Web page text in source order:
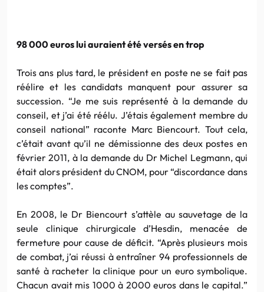
98 000 euros lui auraient été versés en trop
Trois ans plus tard, le président en poste ne se fait pas
réélire et les candidats manquent pour assurer sa
succession. “Je me suis représenté à la demande du
conseil, et j’ai été réélu. J’étais également membre du
conseil national” raconte Marc Biencourt. Tout cela,
c’était avant qu’il ne démissionne des deux postes en
février 2011, à la demande du Dr Michel Legmann, qui
était alors président du CNOM, pour “discordance dans
les comptes”.
En 2008, le Dr Biencourt s’attèle au sauvetage de la
seule clinique chirurgicale d’Hesdin, menacée de
fermeture pour cause de déficit. “Après plusieurs mois
de combat, j’ai réussi à entraîner 94 professionnels de
santé à racheter la clinique pour un euro symbolique.
Chacun avait mis 1000 à 2000 euros dans le capital.”